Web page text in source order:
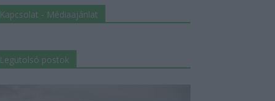
Kapcsolat - Médiaajánlat
Legutolsó postok